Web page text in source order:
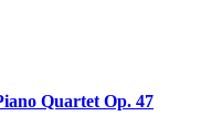
Quartet Op. 47